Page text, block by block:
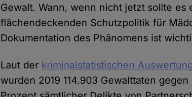
Gewalt. Wann, wenn nicht jetzt sollte
flächendeckenden Schutzpolitik für
Dokumentation des Phänomens ist
Laut der kriminalstatistischen
wurden 2019 114.903 Gewalttaten